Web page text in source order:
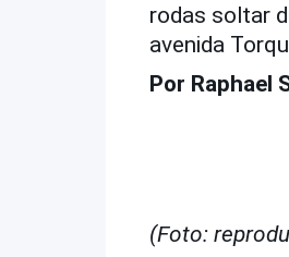
rodas soltar
avenida
Por Raphael
(Foto: